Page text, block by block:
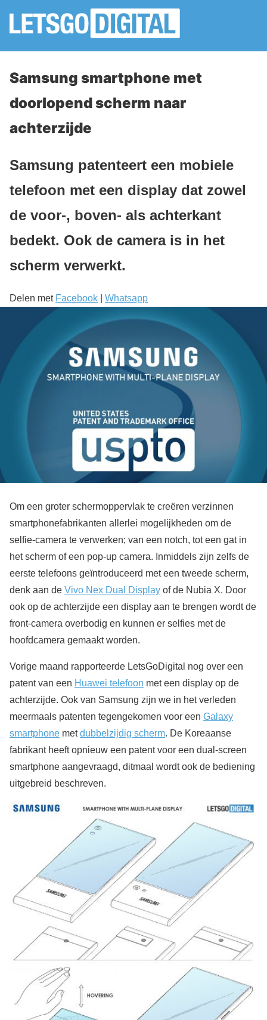
Samsung smartphone met
doorlopend scherm naar
achterzijde
Samsung patenteert een mobiele
telefoon met een display dat zowel
de voor-, boven- als achterkant
bedekt. Ook de camera is in het
scherm verwerkt.
Delen met Facebook Whatsapp
Om een groter schermoppervlak te creëren verzinnen
smartphonefabrikanten allerlei mogelijkheden om de
selfie-camera te verwerken; van een notch, tot een gat in
het scherm of een pop-up camera. Inmiddels zijn zelfs de
eerste telefoons geïntroduceerd met een tweede scherm,
denk aan de Vivo Nex Dual Display of de Nubia X. Door
ook op de achterzijde een display aan te brengen wordt de
front-camera overbodig en kunnen er selfies met de
hoofdcamera gemaakt worden.
Vorige maand rapporteerde LetsGoDigital nog over een
patent van een Huawei telefoon met een display op de
achterzijde. Ook van Samsung zijn we in het verleden
meermaals patenten tegengekomen voor een Galaxy
smartphone metdubbelzijdig scherm. De Koreaanse
fabrikant heeft opnieuw een patent voor een dual-screen
smartphone aangevraagd, ditmaal wordt ook de bediening
uitgebreid beschreven.